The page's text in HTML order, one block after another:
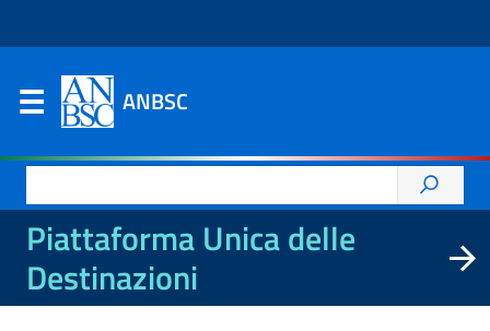
ANBSC
per:
Piattaforma Unica delle
Destinazioni